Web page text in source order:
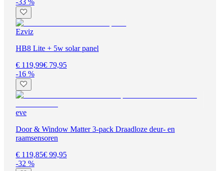
Ezviz
HB8 Lite + 5w solar panel
€ 119,99€ 79,95
-16 %
eve
Door & Window Matter 3-pack Draadloze deur- en
raamsensoren
€ 119,85€ 99,95
-32 %